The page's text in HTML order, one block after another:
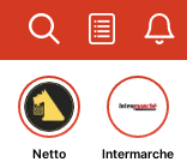
Netto Intermarche